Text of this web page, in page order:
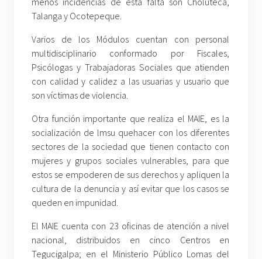
Talanga y Ocotepeque.
Varios de los Módulos cuentan con personal
multidisciplinario conformado por Fiscales,
Psicólogas y Trabajadoras Sociales que atienden
con calidad y calidez a las usuarias y usuario que
son víctimas de violencia.
Otra función importante que realiza el MAIE, es la
socialización de lmsu quehacer con los diferentes
sectores de la sociedad que tienen contacto con
mujeres y grupos sociales vulnerables, para que
estos se empoderen de sus derechos y apliquen la
cultura de la denuncia y así evitar que los casos se
queden en impunidad.
El MAIE cuenta con 23 oficinas de atención a nivel
nacional, distribuidos en cinco Centros en
Tegucigalpa; en el Ministerio Público Lomas del